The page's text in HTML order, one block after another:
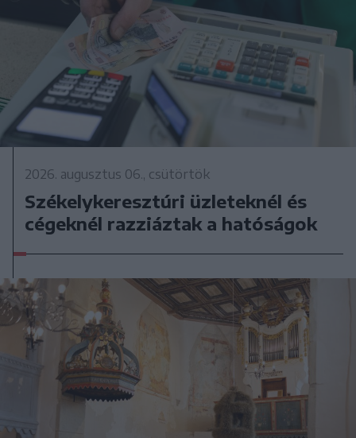
2026. augusztus 06., csütörtök
Székelykeresztúri üzleteknél és
cégeknél razziáztak a hatóságok